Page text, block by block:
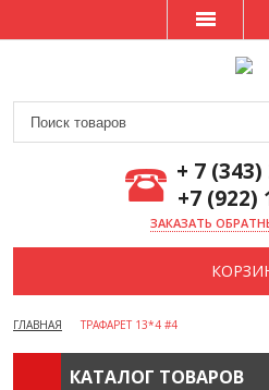
+ 7 (343)
+7 (922)
ЗАКАЗАТЬ
ГЛАВНАЯ ТРАФАРЕТ 13*4 #4
КАТАЛОГ ТОВАРОВ